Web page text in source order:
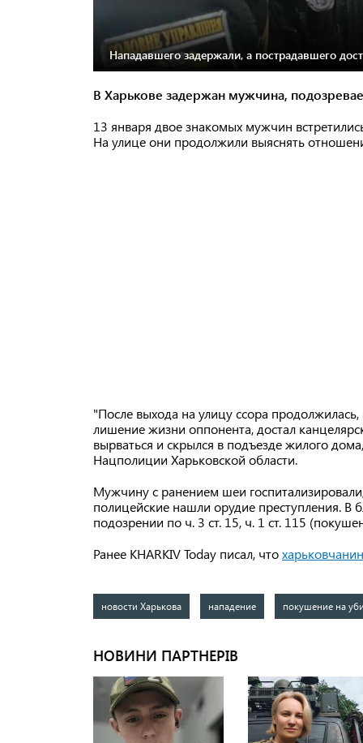
Нападавшего задержали, а пострадавшего
В Харькове задержан мужчина,
13 января двое знакомых мужчин
На улице они продолжили выяснять
"После выхода на улицу ссора
лишение жизни оппонента, достал
вырваться и скрылся в подъезде жилого
Нацполиции Харьковской области.
Мужчину с ранением шеи
полицейские нашли орудие преступления.
подозрении по ч. 3 ст. 15, ч. 1 ст. 115
Ранее KHARKIV Today писал, что
новости Харькова нападение покушение на